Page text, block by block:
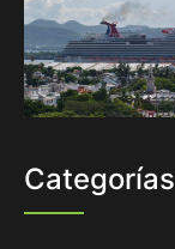
Categorías